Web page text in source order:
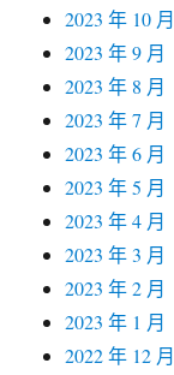
2023 年 10 月
2023 年 9 月
2023 年 8 月
2023 年 7 月
2023 年 6 月
2023 年 5 月
2023 年 4 月
2023 年 3 月
2023 年 2 月
2023 年 1 月
2022 年 12 月